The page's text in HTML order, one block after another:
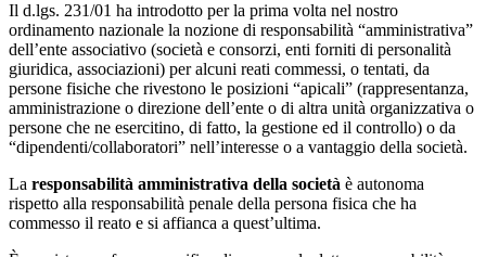
Il d.lgs. 231/01 ha introdotto per la prima volta nel nostro
ordinamento nazionale la nozione di responsabilità “amministrativa”
dell’ente associativo (società e consorzi, enti forniti di personalità
giuridica, associazioni) per alcuni reati commessi, o tentati, da
persone fisiche che rivestono le posizioni “apicali” (rappresentanza,
amministrazione o direzione dell’ente o di altra unità organizzativa o
persone che ne esercitino, di fatto, la gestione ed il controllo) o da
“dipendenti/collaboratori” nell’interesse o a vantaggio della società.
La responsabilità amministrativa della società è autonoma
rispetto alla responsabilità penale della persona fisica che ha
commesso il reato e si affianca a quest’ultima.